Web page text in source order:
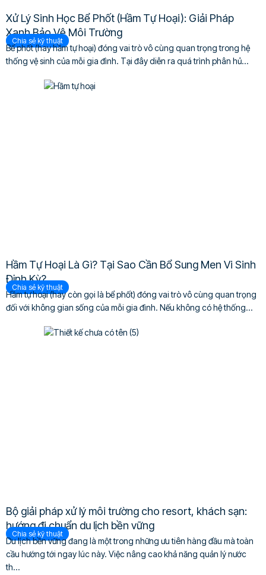
Xử Lý Sinh Học Bể Phốt (Hầm Tự Hoại): Giải Pháp
Xanh Bảo Vệ Môi Trường
Chia sẻ kỹ thuật
Bể phốt (hay hầm tự hoại) đóng vai trò vô cùng quan trọng trong hệ
thống vệ sinh của mỗi gia đình. Tại đây diễn ra quá trình phân hủ...
Hầm Tự Hoại Là Gì? Tại Sao Cần Bổ Sung Men Vi Sinh
Định Kỳ?
Chia sẻ kỹ thuật
Hầm tự hoại (hay còn gọi là bể phốt) đóng vai trò vô cùng quan trọng
đối với không gian sống của mỗi gia đình. Nếu không có hệ thống...
Bộ giải pháp xử lý môi trường cho resort, khách sạn:
hướng đi chuẩn du lịch bền vững
Chia sẻ kỹ thuật
Du lịch bền vững đang là một trong những ưu tiên hàng đầu mà toàn
cầu hướng tới ngay lúc này. Việc nâng cao khả năng quản lý nước
th...